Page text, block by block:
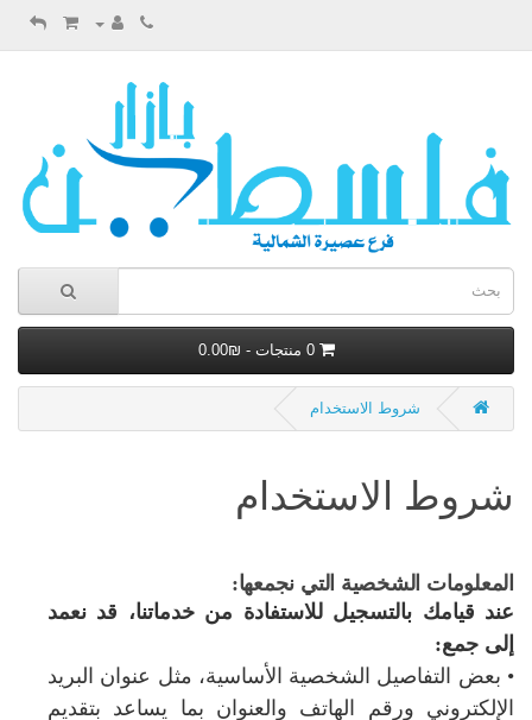
0 منتجات - ₪0.00
شروط الاستخدام
شروط الاستخدام
المعلومات الشخصية التي نجمعها:
عند قيامك بالتسجيل للاستفادة من خدماتنا، قد نعمد
إلى جمع:
• بعض التفاصيل الشخصية الأساسية، مثل عنوان البريد
الإلكتروني ورقم الهاتف والعنوان بما يساعد بتقديم